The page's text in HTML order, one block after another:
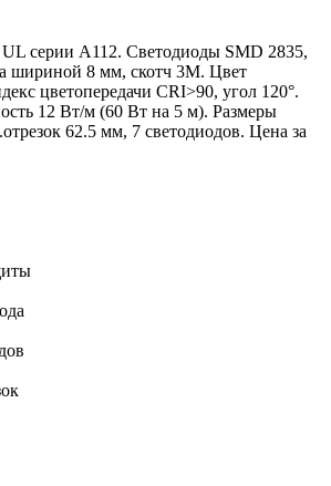
UL серии A112. Светодиоды SMD 2835,
шириной 8 мм, скотч 3M. Цвет
цветопередачи CRI>90, угол 120°.
12 Вт/м (60 Вт на 5 м). Размеры
62.5 мм, 7 светодиодов. Цена за